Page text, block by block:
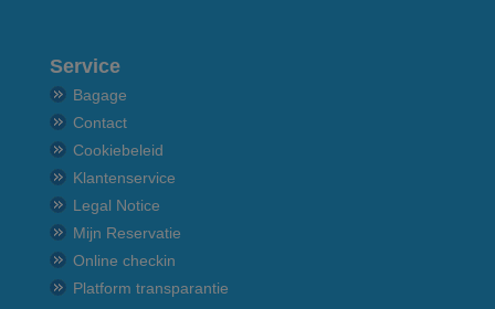
Service
Bagage
Contact
Cookiebeleid
Klantenservice
Legal Notice
Mijn Reservatie
Online checkin
Platform transparantie